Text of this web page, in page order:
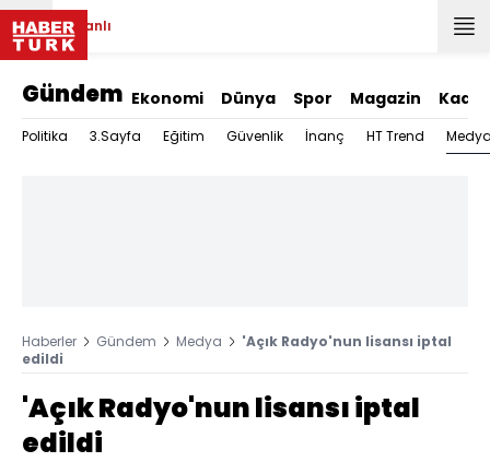
Canlı
Gündem Ekonomi Dünya Spor Magazin Kadın
Politika 3.Sayfa Eğitim Güvenlik İnanç HT Trend
Haberler Gündem Medya
'Açık Radyo'nun lisansı iptal
edildi
'Açık Radyo'nun lisansı iptal
edildi